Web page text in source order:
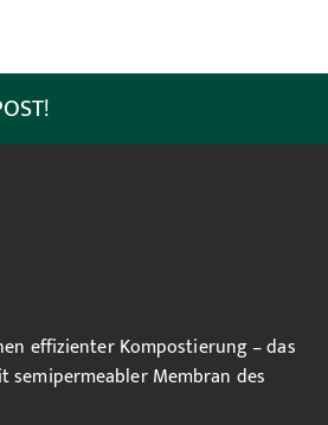
effizienter Kompostierung – das
semipermeabler Membran des